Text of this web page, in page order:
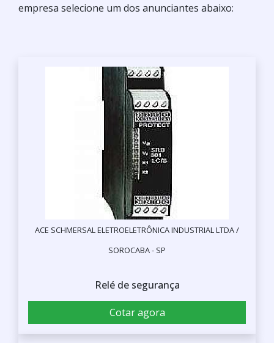
empresa selecione um dos anunciantes abaixo:
ACE SCHMERSAL ELETROELETRÔNICA INDUSTRIAL LTDA /
SOROCABA - SP
Relé de segurança
Cotar agora